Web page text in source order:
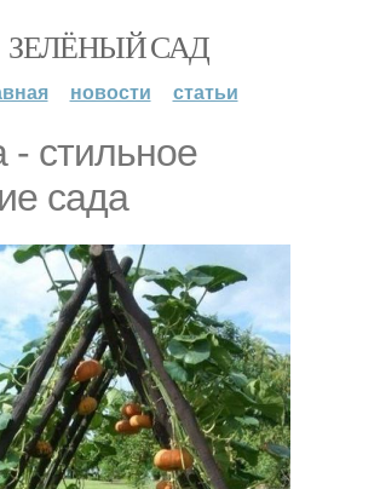
ЗЕЛЁНЫЙ САД
новости статьи
стильное
сада